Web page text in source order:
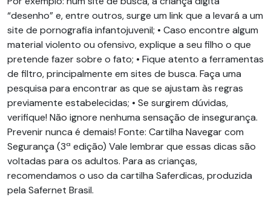
“desenho” e, entre outros, surge um link que a levará a um
site de pornografia infantojuvenil; • Caso encontre algum
material violento ou ofensivo, explique a seu filho o que
pretende fazer sobre o fato; • Fique atento a ferramentas
de filtro, principalmente em sites de busca. Faça uma
pesquisa para encontrar as que se ajustam às regras
previamente estabelecidas; • Se surgirem dúvidas,
verifique! Não ignore nenhuma sensação de insegurança.
Prevenir nunca é demais! Fonte: Cartilha Navegar com
Segurança (3ª edição) Vale lembrar que essas dicas são
voltadas para os adultos. Para as crianças,
recomendamos o uso da cartilha Saferdicas, produzida
pela Safernet Brasil.